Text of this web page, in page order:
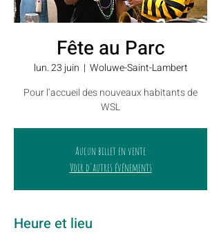
Fête au Parc
lun. 23 juin
  |
Woluwe-Saint-Lambert
Pour l’accueil des nouveaux habitants de
WSL
Aucun billet en vente
Voir d'autres événements
Heure et lieu